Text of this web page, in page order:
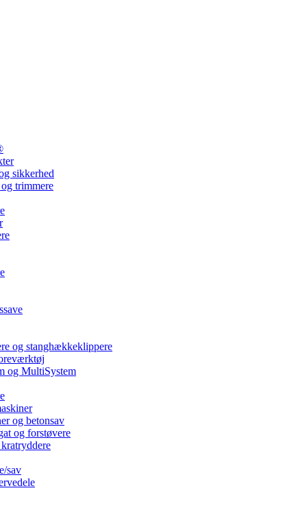
sikkerhed
trimmere
og stanghækkeklippere
og MultiSystem
og betonsav
og forstøvere
sav